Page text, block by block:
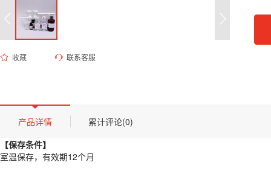
收藏 联系客服
产品描述
【保存条件】
室温保存，有效期12个月
【概述】
产品详情
累计评论(0)
【保存条件】
室温保存，有效期12个月